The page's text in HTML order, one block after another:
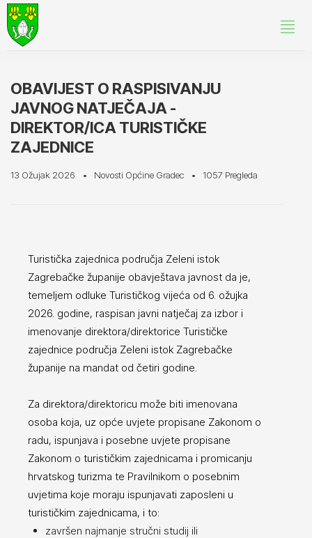
OBAVIJEST O RASPISIVANJU
JAVNOG NATJEČAJA -
DIREKTOR/ICA TURISTIČKE
ZAJEDNICE
13 Ožujak 2026 Novosti Općine Gradec 1057 Pregleda
Turistička zajednica područja Zeleni istok
Zagrebačke županije obavještava javnost da je,
temeljem odluke Turističkog vijeća od 6. ožujka
2026. godine, raspisan javni natječaj za izbor i
imenovanje direktora/direktorice Turističke
zajednice područja Zeleni istok Zagrebačke
županije na mandat od četiri godine.
Za direktora/direktoricu može biti imenovana
osoba koja, uz opće uvjete propisane Zakonom o
radu, ispunjava i posebne uvjete propisane
Zakonom o turističkim zajednicama i promicanju
hrvatskog turizma te Pravilnikom o posebnim
uvjetima koje moraju ispunjavati zaposleni u
turističkim zajednicama, i to:
završen najmanje stručni studij ili